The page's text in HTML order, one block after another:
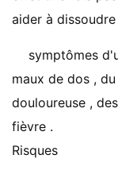
aider à
symptômes
maux de dos ,
douloureuse ,
fièvre .
Risques